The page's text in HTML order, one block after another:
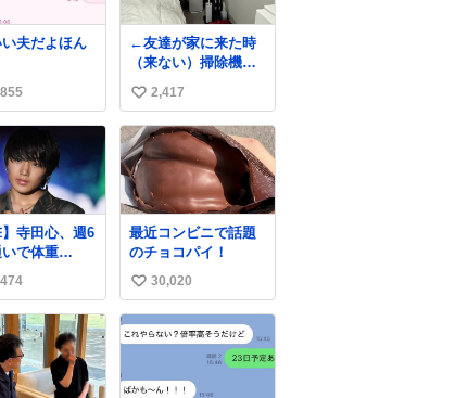
話も通じないという
が、ペーによると、
「こっちが『バカ
か！』って言うとそ
れだけ分かる。『今
なんて言った？』み
たいな。始末が悪い
んだ」と笑顔で語っ
た。
夫だよほん
←友達が家に来た時
（来ない）掃除機丸
出しは生活感が出て
かっこ悪いなぁ →せ
や
い
い
ね
数
2,417
】寺田心、週6
で体重
に 110kg
チプレス持ち
披露
元々
だったが、
を大きくす
最近コンビニで話題
のチョコパイ！
い
い
ね
30,020